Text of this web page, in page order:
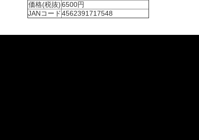
価格(税抜)6500円
JANコード4562391717548